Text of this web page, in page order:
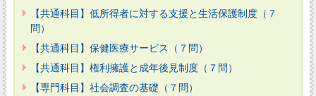
【共通科目】低所得者に対する支援と生活保護制度（７
問）
【共通科目】保健医療サービス（７問）
【共通科目】権利擁護と成年後見制度（７問）
【専門科目】社会調査の基礎（７問）